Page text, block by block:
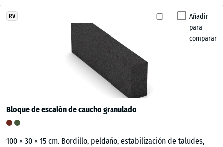
Añadir
para
comparar
RV
Bloque de escalón de caucho granulado
100 × 30 × 15 cm. Bordillo, peldaño, estabilización de taludes,